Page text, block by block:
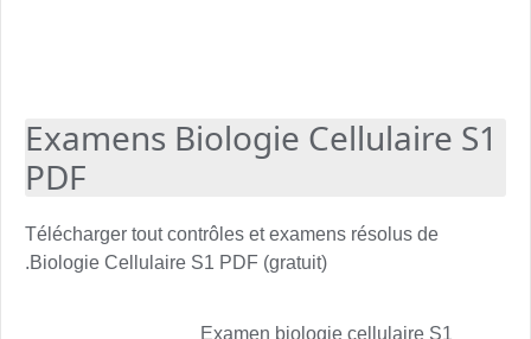
Examens Biologie Cellulaire S1
PDF
Télécharger tout contrôles et examens résolus de
Biologie Cellulaire S1 PDF (gratuit).
Examen biologie cellulaire S1